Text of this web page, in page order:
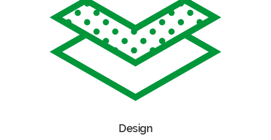
Design